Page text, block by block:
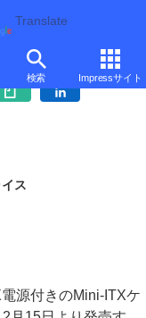
Translate
検索 Impressサイト
Mini-ITXケース
ス
源付きのMini-ITXケ